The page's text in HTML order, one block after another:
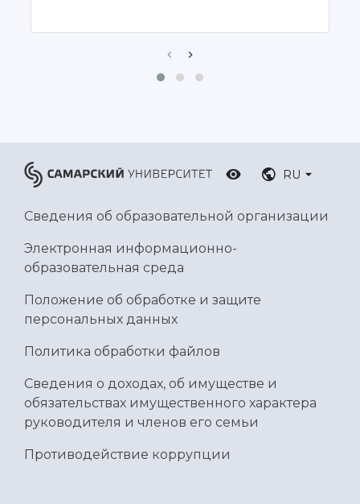
Умный дом бабочек
Сведения об образовательной организации
RU
Сведения об образовательной организации
Электронная информационно-
образовательная среда
Положение об обработке и защите
персональных данных
Политика обработки файлов
Сведения о доходах, об имуществе и
обязательствах имущественного характера
руководителя и членов его семьи
Противодействие коррупции